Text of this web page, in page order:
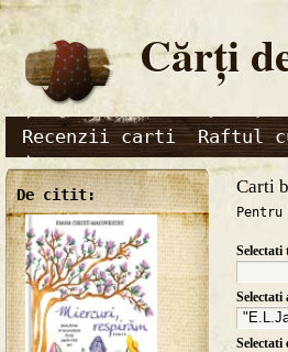
Cărţi
Recenzii carti Raftul
De citit: Carti
Selectati
Selectati